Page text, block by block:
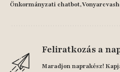
Önkormányzati chatbot
Feliratkozás a
Maradjon naprakész!